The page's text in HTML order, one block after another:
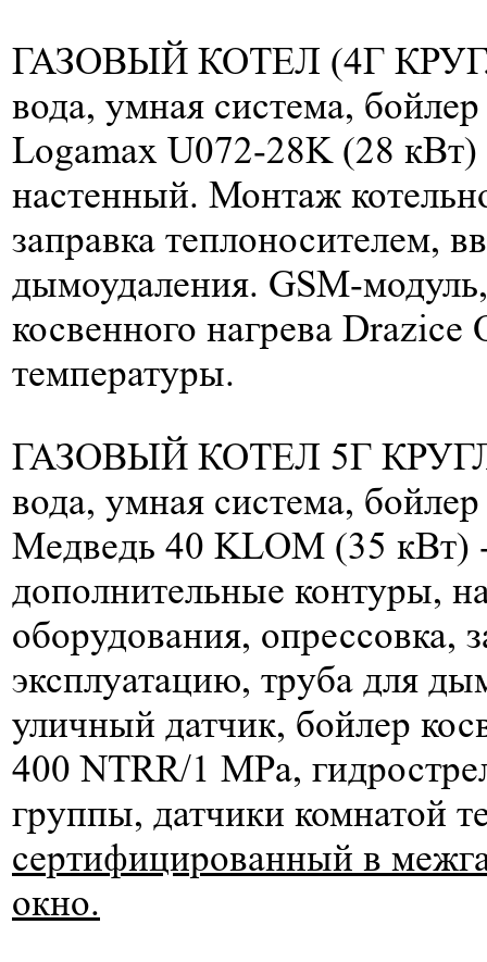
ГАЗОВЫЙ КОТЕЛ (4Г
вода, умная система,
Logamax U072-28K (28
настенный. Монтаж
заправка теплоносителем,
дымоудаления. GSM-
косвенного нагрева
температуры.
ГАЗОВЫЙ КОТЕЛ 5Г
вода, умная система,
Медведь 40 KLOM (35
дополнительные контуры,
оборудования, опрессовка,
эксплуатацию, труба для
уличный датчик, бойлер
400 NTRR/1 МРа,
группы, датчики комнатой
сертифицированный в
окно.